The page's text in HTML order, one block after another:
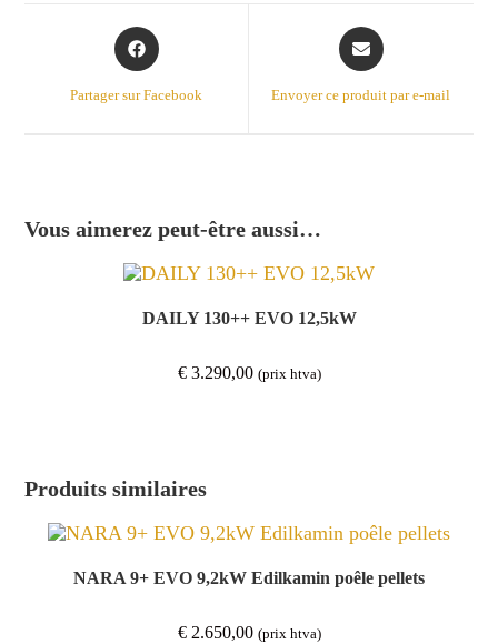
Opens
in
Partager sur Facebook
Opens
in
new
Envoyer ce produit par e-mail
Vous aimerez peut-être aussi…
DAILY 130++ EVO 12,5kW
€3.290,00 (prix htva)
Produits similaires
NARA 9+ EVO 9,2kW Edilkamin poêle pellets
€2.650,00 (prix htva)